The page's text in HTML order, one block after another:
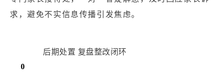
求，避免不实信息传播引发焦虑。
0
后期处置 复盘整改闭环